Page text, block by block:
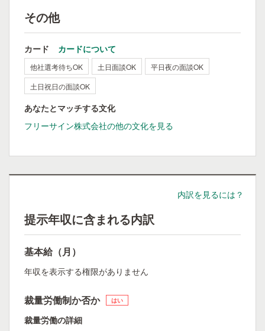
その他
カード カードについて
他社選考待ちOK 土日面談OK
平日夜の面談OK
土日祝日の面談OK
あなたとマッチする文化
フリーサイン株式会社の他の文化を見る
内訳を見るには？
提示年収に含まれる内訳
基本給（月）
年収を表示する権限がありません
裁量労働制か否か はい
裁量労働の詳細